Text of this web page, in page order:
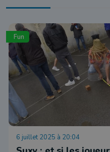
Fun
6 juillet 2025 à 20:04